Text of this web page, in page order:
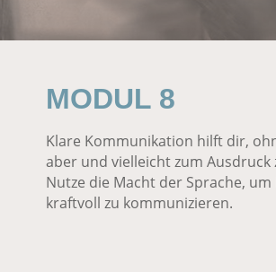
MODUL 8
Klare Kommunikation hilft dir,
aber und vielleicht zum Ausdruck
Nutze die Macht der Sprache,
kraftvoll zu kommunizieren.